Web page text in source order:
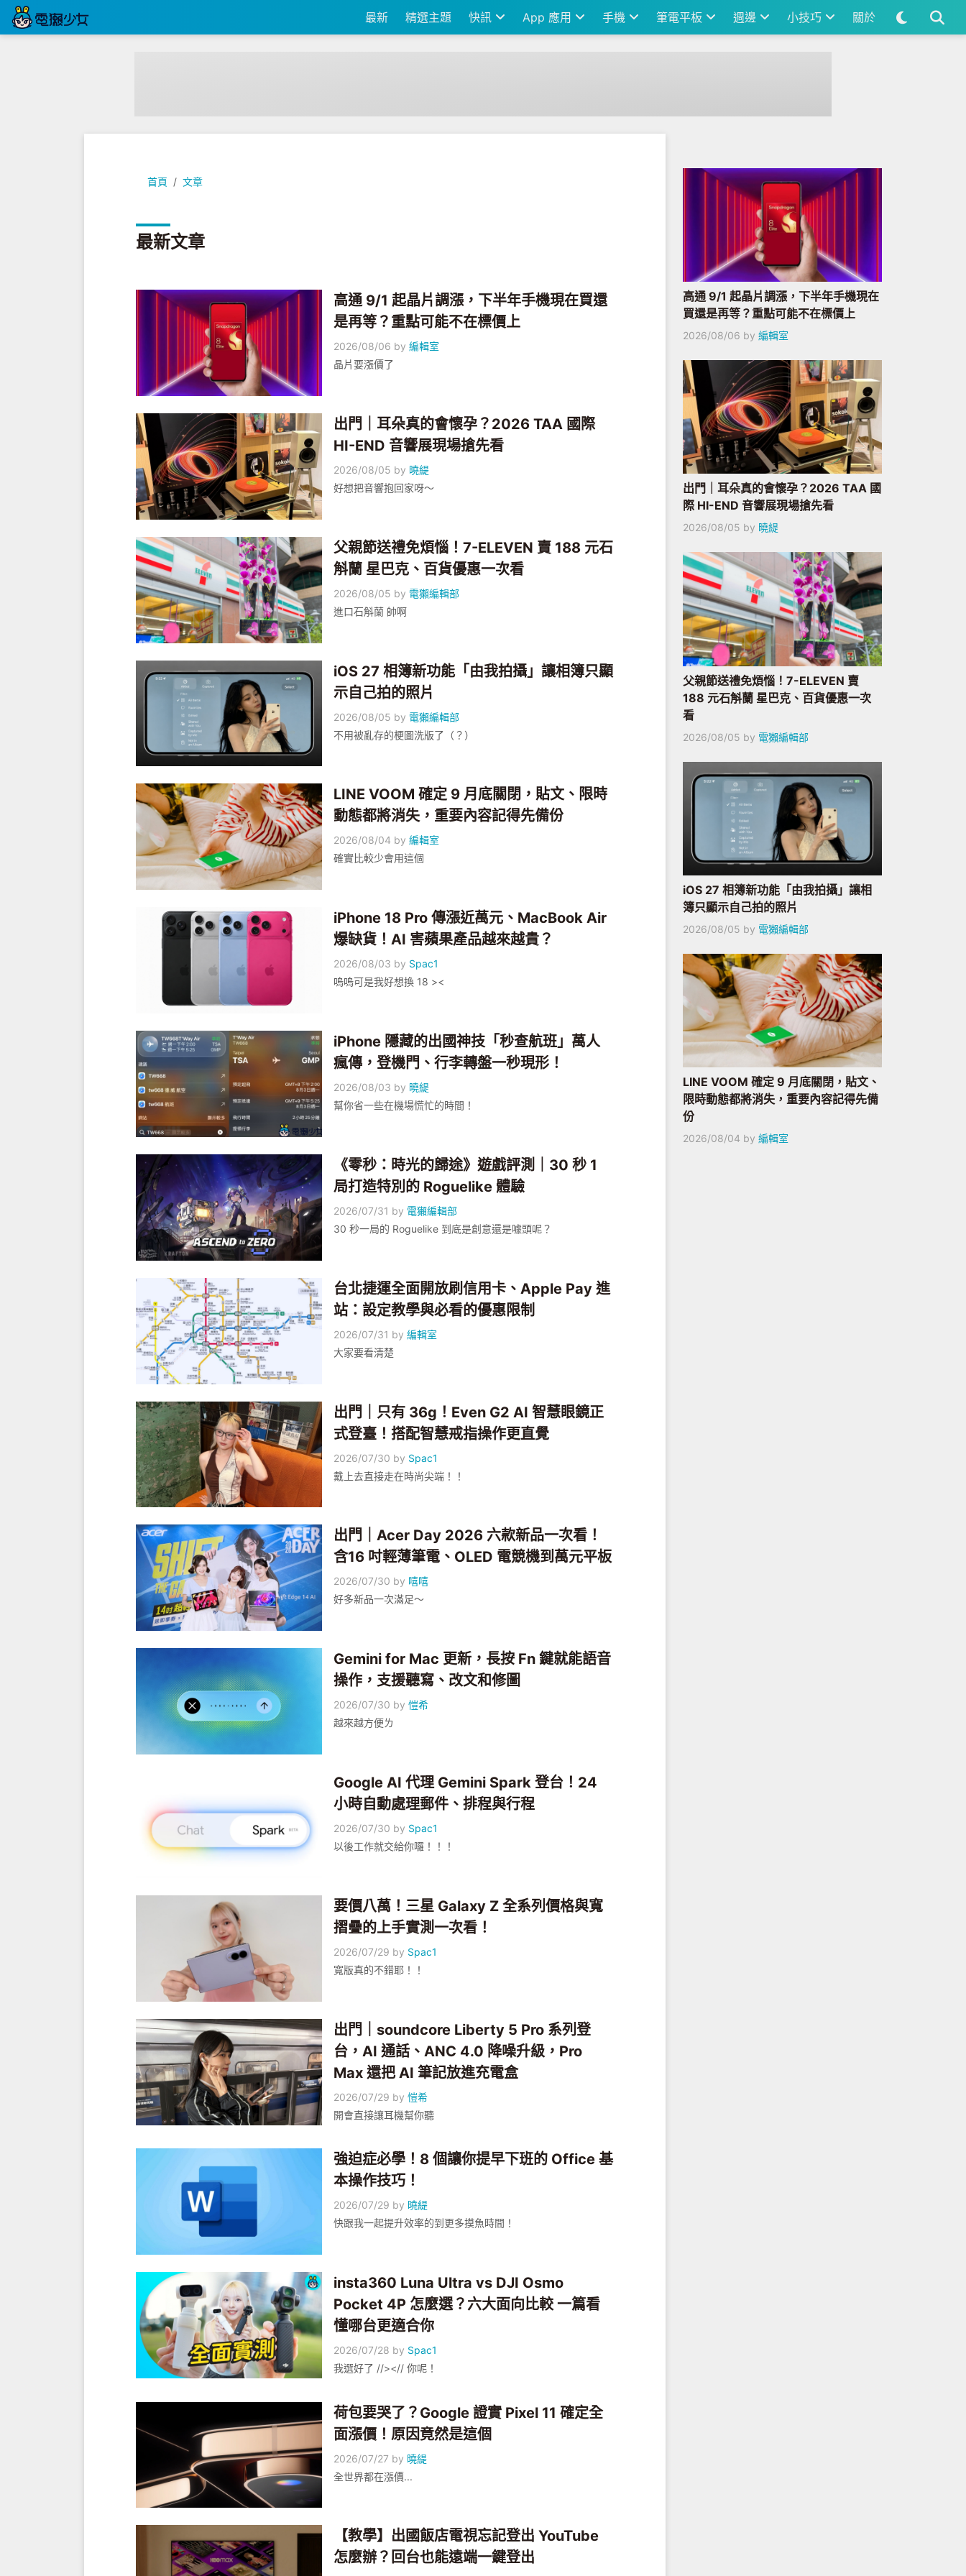
最新 精選主題 快訊 App 應用 手機 筆電平板 週邊 小技巧 關於
首頁 文章
最新文章
高通 9/1 起晶片調漲，下半年手機現在買還
是再等？重點可能不在標價上
2026/08/06 by編輯室
晶片要漲價了
出門｜耳朵真的會懷孕？2026 TAA 國際
HI-END 音響展現場搶先看
2026/08/05 by 曉緹
好想把音響抱回家呀～
父親節送禮免煩惱！7-ELEVEN 賣 188 元石
斛蘭 星巴克、百貨優惠一次看
2026/08/05 by 電獺編輯部
進口石斛蘭 帥啊
iOS 27 相簿新功能「由我拍攝」讓相簿只顯
示自己拍的照片
2026/08/05 by 電獺編輯部
不用被亂存的梗圖洗版了（？）
LINE VOOM 確定 9 月底關閉，貼文、限時
動態都將消失，重要內容記得先備份
2026/08/04 by編輯室
確實比較少會用這個
iPhone 18 Pro 傳漲近萬元、MacBook Air
爆缺貨！AI 害蘋果產品越來越貴？
2026/08/03 by Spac1
嗚嗚可是我好想換 18 ><
iPhone 隱藏的出國神技「秒查航班」萬人
瘋傳，登機門、行李轉盤一秒現形！
2026/08/03 by 曉緹
幫你省一些在機場慌忙的時間！
《零秒：時光的歸途》遊戲評測｜30 秒 1
局打造特別的 Roguelike 體驗
2026/07/31 by 電獺編輯部
30 秒一局的 Roguelike 到底是創意還是噱頭呢？
台北捷運全面開放刷信用卡、Apple Pay 進
站：設定教學與必看的優惠限制
2026/07/31 by編輯室
大家要看清楚
出門｜只有 36g！Even G2 AI 智慧眼鏡正
式登臺！搭配智慧戒指操作更直覺
2026/07/30 by Spac1
戴上去直接走在時尚尖端！！
出門｜Acer Day 2026 六款新品一次看！
含16 吋輕薄筆電、OLED 電競機到萬元平板
2026/07/30 by 嘻嘻
好多新品一次滿足～
Gemini for Mac 更新，長按 Fn 鍵就能語音
操作，支援聽寫、改文和修圖
2026/07/30 by愷希
越來越方便ㄌ
Google AI 代理 Gemini Spark 登台！24
小時自動處理郵件、排程與行程
2026/07/30 by Spac1
以後工作就交給你囉！！！
要價八萬！三星 Galaxy Z 全系列價格與寬
摺疊的上手實測一次看！
2026/07/29 by Spac1
寬版真的不錯耶！！
出門｜soundcore Liberty 5 Pro 系列登
台，AI 通話、ANC 4.0 降噪升級，Pro
Max 還把 AI 筆記放進充電盒
2026/07/29 by愷希
開會直接讓耳機幫你聽
強迫症必學！8 個讓你提早下班的 Office 基
本操作技巧！
2026/07/29 by 曉緹
快跟我一起提升效率的到更多摸魚時間！
insta360 Luna Ultra vs DJI Osmo
Pocket 4P 怎麼選？六大面向比較 一篇看
懂哪台更適合你
2026/07/28 by Spac1
我選好了 //><// 你呢！
荷包要哭了？Google 證實 Pixel 11 確定全
面漲價！原因竟然是這個
2026/07/27 by 曉緹
全世界都在漲價...
【教學】出國飯店電視忘記登出 YouTube
怎麼辦？回台也能遠端一鍵登出
高通 9/1 起晶片調漲，下半年手機現在
買還是再等？重點可能不在標價上
2026/08/06 by 編輯室
出門｜耳朵真的會懷孕？2026 TAA 國
際 HI-END 音響展現場搶先看
2026/08/05 by 曉緹
父親節送禮免煩惱！7-ELEVEN 賣
188 元石斛蘭 星巴克、百貨優惠一次
看
2026/08/05 by 電獺編輯部
iOS 27 相簿新功能「由我拍攝」讓相
簿只顯示自己拍的照片
2026/08/05 by 電獺編輯部
LINE VOOM 確定 9 月底關閉，貼文、
限時動態都將消失，重要內容記得先備
份
2026/08/04 by 編輯室